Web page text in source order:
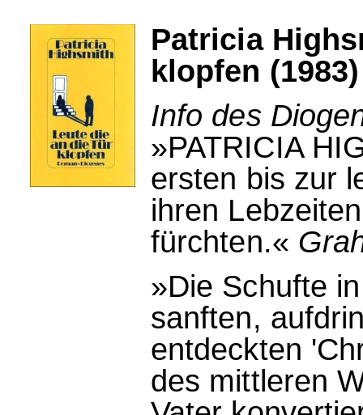
Patricia
klopfen (1983)
Info des
»PATRICIA
ersten bis zur
ihren
fürchten.«
»Die Schufte
sanften,
entdeckten
des mittleren